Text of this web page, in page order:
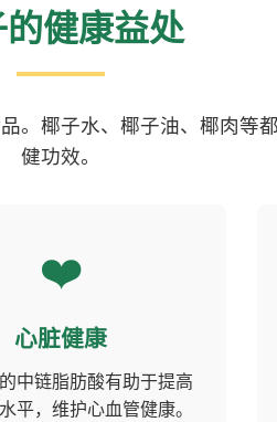
健康益处
。椰子水、椰子油、椰肉等
健功效。
❤️
心脏健康
中链脂肪酸有助于提高
平，维护心血管健康。